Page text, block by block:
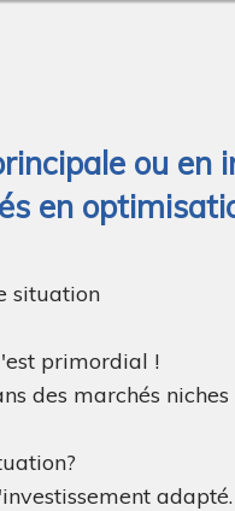
ou en
en
situation
primordial !
des marchés
adapté.